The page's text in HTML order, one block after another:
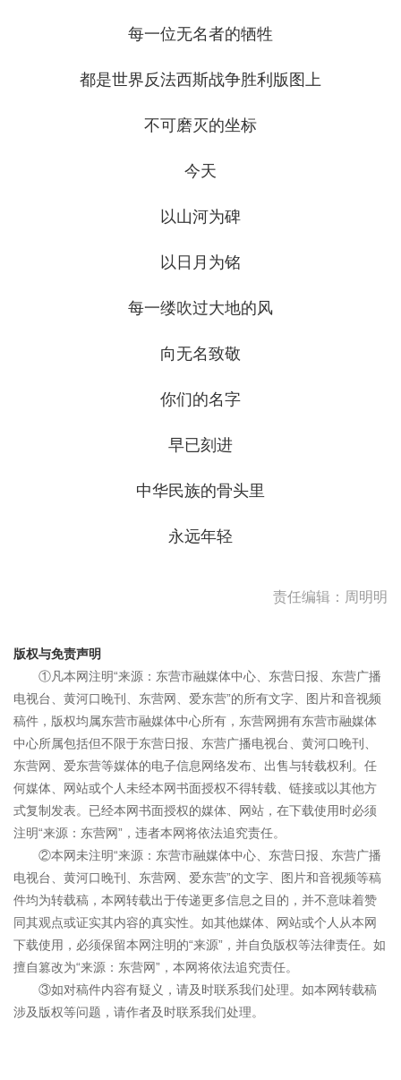
每一位无名者的牺牲
都是世界反法西斯战争胜利版图上
不可磨灭的坐标
今天
以山河为碑
以日月为铭
每一缕吹过大地的风
向无名致敬
你们的名字
早已刻进
中华民族的骨头里
永远年轻
责任编辑：周明明
版权与免责声明
①凡本网注明“来源：东营市融媒体中心、东营日报、东营广播
电视台、黄河口晚刊、东营网、爱东营”的所有文字、图片和音视频
稿件，版权均属东营市融媒体中心所有，东营网拥有东营市融媒体
中心所属包括但不限于东营日报、东营广播电视台、黄河口晚刊、
东营网、爱东营等媒体的电子信息网络发布、出售与转载权利。任
何媒体、网站或个人未经本网书面授权不得转载、链接或以其他方
式复制发表。已经本网书面授权的媒体、网站，在下载使用时必须
注明“来源：东营网”，违者本网将依法追究责任。
②本网未注明“来源：东营市融媒体中心、东营日报、东营广播
电视台、黄河口晚刊、东营网、爱东营”的文字、图片和音视频等稿
件均为转载稿，本网转载出于传递更多信息之目的，并不意味着赞
同其观点或证实其内容的真实性。如其他媒体、网站或个人从本网
下载使用，必须保留本网注明的“来源”，并自负版权等法律责任。如
擅自篡改为“来源：东营网”，本网将依法追究责任。
③如对稿件内容有疑义，请及时联系我们处理。如本网转载稿
涉及版权等问题，请作者及时联系我们处理。